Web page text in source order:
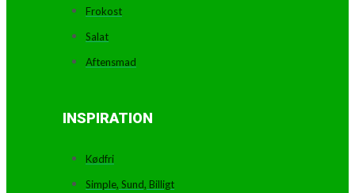
Frokost
Salat
Aftensmad
INSPIRATION
Kødfri
Simple, Sund, Billigt